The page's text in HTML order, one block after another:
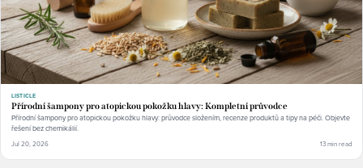
LISTICLE
Přírodní šampony pro atopickou pokožku hlavy: Kompletní průvodce
Přírodní šampony pro atopickou pokožku hlavy: průvodce složením, recenze produktů a tipy na péči. Objevte
řešení bez chemikálií.
Jul 20, 2026 13 min read